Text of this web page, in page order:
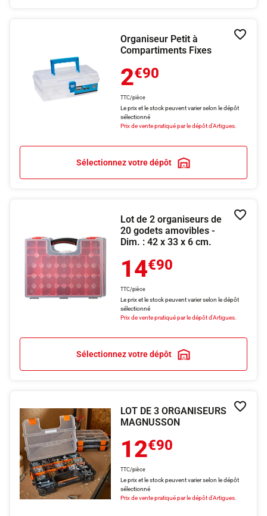
Organiseur Petit à
Compartiments Fixes
2€90
TTC/pièce
Le prix et le stock peuvent varier selon le dépôt
sélectionné
Prix de vente pratiqué par le dépôt d'Artigues.
Sélectionnez votre dépôt
Lot de 2 organiseurs de
20 godets amovibles -
Dim. : 42 x 33 x 6 cm.
14€90
TTC/pièce
Le prix et le stock peuvent varier selon le dépôt
sélectionné
Prix de vente pratiqué par le dépôt d'Artigues.
Sélectionnez votre dépôt
LOT DE 3 ORGANISEURS
MAGNUSSON
12€90
TTC/pièce
Le prix et le stock peuvent varier selon le dépôt
sélectionné
Prix de vente pratiqué par le dépôt d'Artigues.